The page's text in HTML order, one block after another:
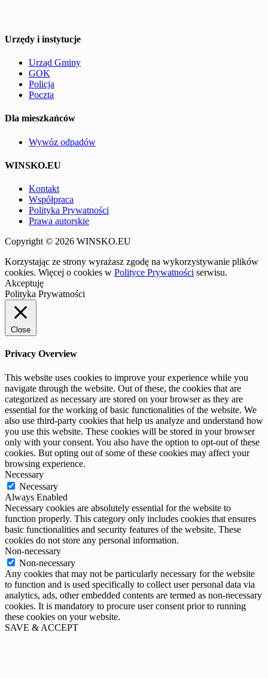
Urzędy i instytucje
Urząd Gminy
GOK
Policja
Poczta
Dla mieszkańców
Wywóz odpadów
WINSKO.EU
Kontakt
Współpraca
Polityka Prywatności
Prawa autorskie
Copyright © 2026 WINSKO.EU
Korzystając ze strony wyrażasz zgodę na wykorzystywanie plików
cookies. Więcej o cookies w Polityce Prywatności serwisu.
Akceptuję
Polityka Prywatności
Close
Privacy Overview
This website uses cookies to improve your experience while you
navigate through the website. Out of these, the cookies that are
categorized as necessary are stored on your browser as they are
essential for the working of basic functionalities of the website. We
also use third-party cookies that help us analyze and understand how
you use this website. These cookies will be stored in your browser
only with your consent. You also have the option to opt-out of these
cookies. But opting out of some of these cookies may affect your
browsing experience.
Necessary
Necessary
Always Enabled
Necessary cookies are absolutely essential for the website to
function properly. This category only includes cookies that ensures
basic functionalities and security features of the website. These
cookies do not store any personal information.
Non-necessary
Non-necessary
Any cookies that may not be particularly necessary for the website
to function and is used specifically to collect user personal data via
analytics, ads, other embedded contents are termed as non-necessary
cookies. It is mandatory to procure user consent prior to running
these cookies on your website.
SAVE & ACCEPT